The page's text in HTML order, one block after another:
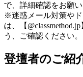
で、詳細確認をお願い
※迷惑メール対策や
は、【
う、ご確認ください。
登壇者のご紹